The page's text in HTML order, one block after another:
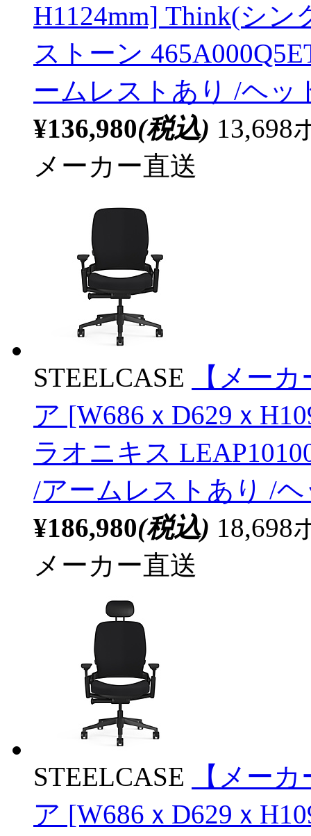
H1124mm] Think(シ
ストーン
ームレストあり /ヘッ
¥136,980(税込) 13,698
メーカー直送
STEELCASE
【メー
ア [W686ｘD629ｘ
ラオニキス
/アームレストあり /
¥186,980(税込) 18,698
メーカー直送
STEELCASE
【メー
ア [W686ｘD629ｘ